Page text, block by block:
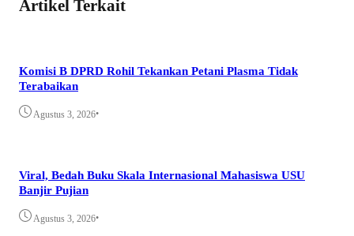
Artikel Terkait
Komisi B DPRD Rohil Tekankan Petani Plasma Tidak
Terabaikan
Agustus 3, 2026•
Viral, Bedah Buku Skala Internasional Mahasiswa USU
Banjir Pujian
Agustus 3, 2026•